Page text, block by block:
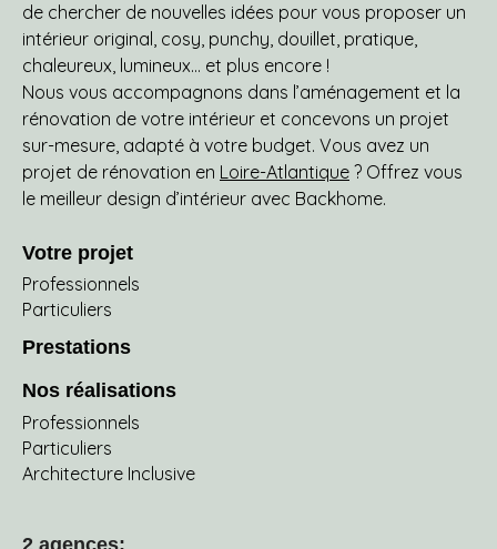
de chercher de nouvelles idées pour vous proposer un
intérieur original, cosy, punchy, douillet, pratique,
chaleureux, lumineux… et plus encore !
Nous vous accompagnons dans l’aménagement et la
rénovation de votre intérieur et concevons un projet
sur-mesure, adapté à votre budget. Vous avez un
projet de rénovation en Loire-Atlantique ? Offrez vous
le meilleur design d’intérieur avec Backhome.
Votre projet
Professionnels
Particuliers
Prestations
Nos réalisations
Professionnels
Particuliers
Architecture Inclusive
2 agences: